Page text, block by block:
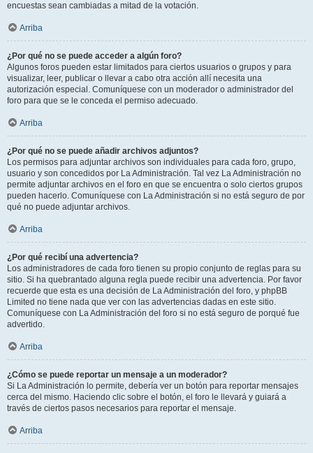
encuestas sean cambiadas a mitad de la votación.
Arriba
¿Por qué no se puede acceder a algún foro?
Algunos foros pueden estar limitados para ciertos usuarios o grupos y para
visualizar, leer, publicar o llevar a cabo otra acción allí necesita una
autorización especial. Comuníquese con un moderador o administrador del
foro para que se le conceda el permiso adecuado.
Arriba
¿Por qué no se puede añadir archivos adjuntos?
Los permisos para adjuntar archivos son individuales para cada foro, grupo,
usuario y son concedidos por La Administración. Tal vez La Administración no
permite adjuntar archivos en el foro en que se encuentra o solo ciertos grupos
pueden hacerlo. Comuníquese con La Administración si no está seguro de por
qué no puede adjuntar archivos.
Arriba
¿Por qué recibí una advertencia?
Los administradores de cada foro tienen su propio conjunto de reglas para su
sitio. Si ha quebrantado alguna regla puede recibir una advertencia. Por favor
recuerde que esta es una decisión de La Administración del foro, y phpBB
Limited no tiene nada que ver con las advertencias dadas en este sitio.
Comuníquese con La Administración del foro si no está seguro de porqué fue
advertido.
Arriba
¿Cómo se puede reportar un mensaje a un moderador?
Si La Administración lo permite, debería ver un botón para reportar mensajes
cerca del mismo. Haciendo clic sobre el botón, el foro le llevará y guiará a
través de ciertos pasos necesarios para reportar el mensaje.
Arriba